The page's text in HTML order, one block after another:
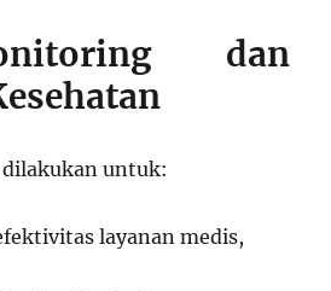
dan
untuk:
layanan medis,